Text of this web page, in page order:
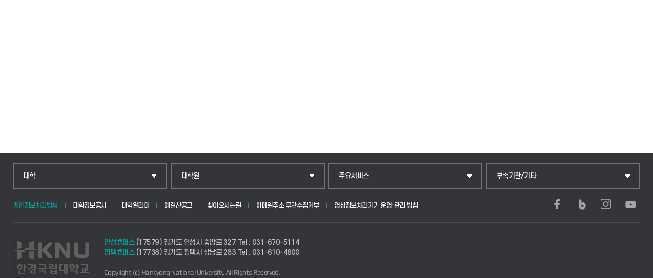
대학
인문융합공공인재학부
법경영학부
식물자원조경학부
동물생명융합학부
대학원
일반대학원
산업대학원
경영대학원
교육대학원
주요서비스
입학안내
웹메일
부속기관/기타
중앙도서관
개인정보처리방침 대학정보공시 대학알리미 예결산공고 찾아오시는길 이메일주소 무단수집거부 영상정보처리기기 운영·관리 방침
안성캠퍼스(17579) 경기도 안성시 중앙로 327 Tel : 031-670-5114
평택캠퍼스(17738) 경기도 평택시 삼남로 283 Tel : 031-610-4600
Copyright (c) Hankyong National University. All Rights Reserved.